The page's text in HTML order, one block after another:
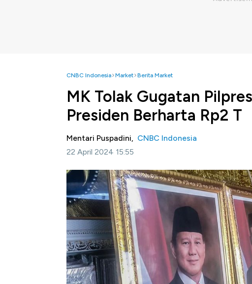
CNBC Indonesia Market Berita Market
MK Tolak Gugatan
Presiden Berharta Rp2 T
Mentari Puspadini, CNBC Indonesia
22 April 2024 15:55